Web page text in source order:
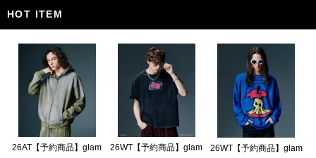
HOT ITEM
26AT【予約商品】glam
26WT【予約商品】glam
26WT【予約商品】glam